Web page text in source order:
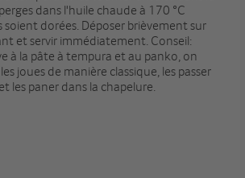
dans l'huile chaude à 170 °C
soient dorées. Déposer brièvement sur
et servir immédiatement. Conseil:
à la pâte à tempura et au panko, on
joues de manière classique, les passer
paner dans la chapelure.